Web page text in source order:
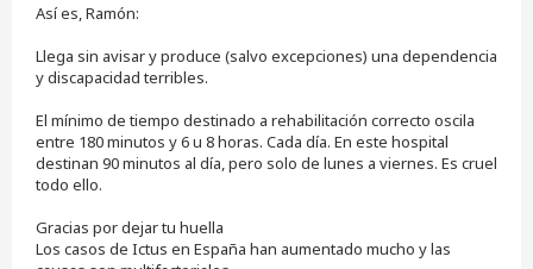
a
e
s
i
l
e
e
r
Así es, Ramón:
Llega sin avisar y produce (salvo excepciones) una dependencia
y discapacidad terribles.
El mínimo de tiempo destinado a rehabilitación correcto oscila
entre 180 minutos y 6 u 8 horas. Cada día. En este hospital
destinan 90 minutos al día, pero solo de lunes a viernes. Es cruel
todo ello.
Gracias por dejar tu huella
Los casos de Ictus en España han aumentado mucho y las